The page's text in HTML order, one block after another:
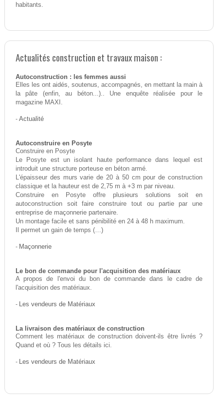
habitants.
Actualités construction et travaux maison :
Autoconstruction : les femmes aussi
Elles les ont aidés, soutenus, accompagnés, en mettant la main à
la pâte (enfin, au béton...).. Une enquête réalisée pour le
magazine MAXI.
- Actualité
Autoconstruire en Posyte
Construire en Posyte
Le Posyte est un isolant haute performance dans lequel est
introduit une structure porteuse en béton armé.
L'épaisseur des murs varie de 20 à 50 cm pour de construction
classique et la hauteur est de 2,75 m à +3 m par niveau.
Construire en Posyte offre plusieurs solutions soit en
autoconstruction soit faire construire tout ou partie par une
entreprise de maçonnerie partenaire.
Un montage facile et sans pénibilité en 24 à 48 h maximum.
Il permet un gain de temps (…)
- Maçonnerie
Le bon de commande pour l'acquisition des matériaux
A propos de l'envoi du bon de commande dans le cadre de
l'acquisition des matériaux.
- Les vendeurs de Matériaux
La livraison des matériaux de construction
Comment les matériaux de construction doivent-ils être livrés ?
Quand et où ? Tous les détails ici.
- Les vendeurs de Matériaux